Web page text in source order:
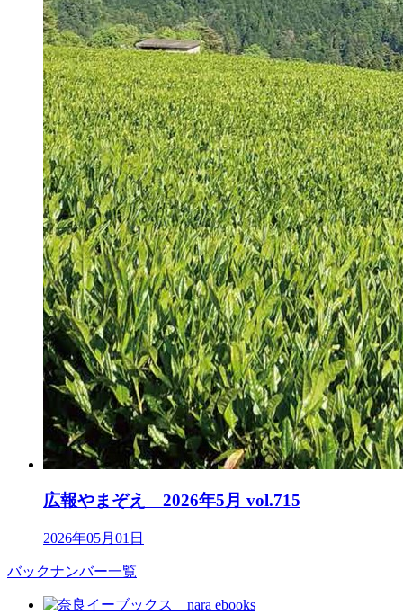
広報やまぞえ 2026年5月 vol.715
2026年05月01日
バックナンバー一覧